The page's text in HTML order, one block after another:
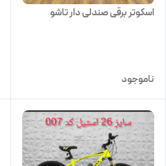
اسکوتر برقی صندلی دار تاشو
ناموجود